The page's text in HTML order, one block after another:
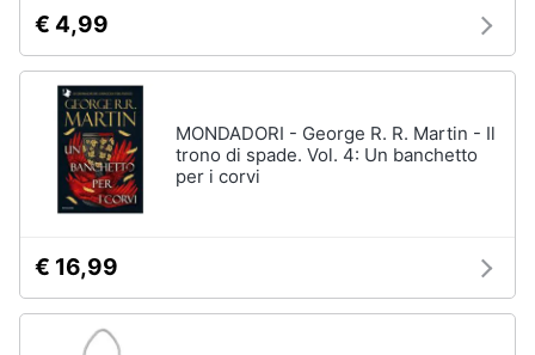
€ 4,99
MONDADORI - George R. R. Martin - Il
trono di spade. Vol. 4: Un banchetto
per i corvi
€ 16,99